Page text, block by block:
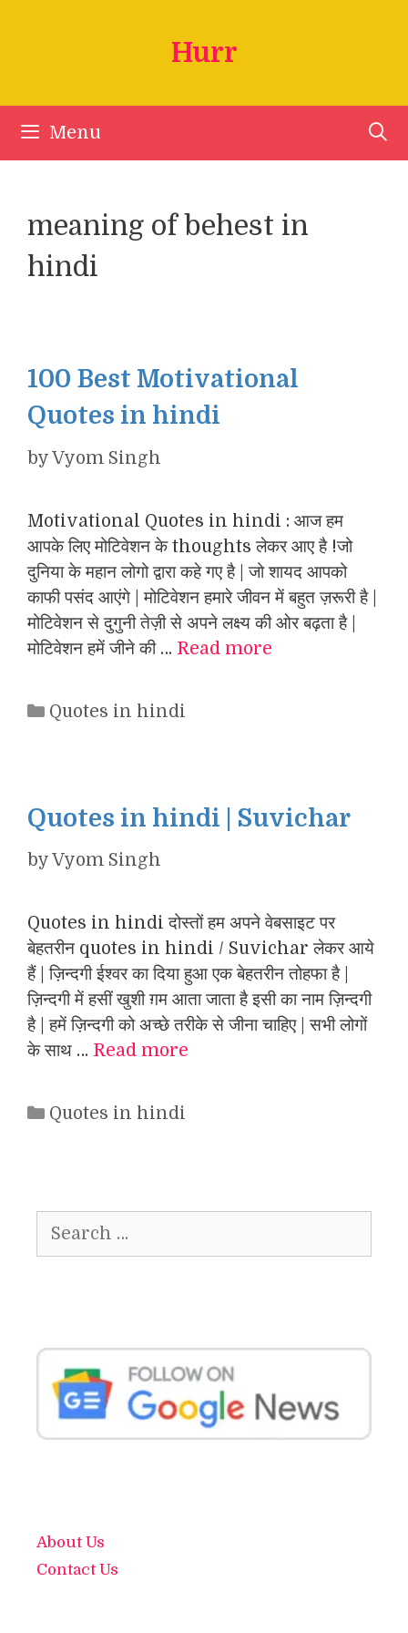
Hurr
Menu
meaning of behest in
hindi
100 Best Motivational
Quotes in hindi
byVyom Singh
Motivational Quotes in hindi : आज हम
आपके लिए मोटिवेशन के thoughts लेकर आए है !जो
दुनिया के महान लोगो द्वारा कहे गए है | जो शायद आपको
काफी पसंद आएंगे | मोटिवेशन हमारे जीवन में बहुत ज़रूरी है |
मोटिवेशन से दुगुनी तेज़ी से अपने लक्ष्य की ओर बढ़ता है |
मोटिवेशन हमें जीने की … Read more
Categories
Quotes in hindi
Quotes in hindi | Suvichar
byVyom Singh
Quotes in hindi दोस्तों हम अपने वेबसाइट पर
बेहतरीन quotes in hindi / Suvichar लेकर आये
हैं | ज़िन्दगी ईश्वर का दिया हुआ एक बेहतरीन तोहफा है |
ज़िन्दगी में हसीं खुशी ग़म आता जाता है इसी का नाम ज़िन्दगी
है | हमें ज़िन्दगी को अच्छे तरीके से जीना चाहिए | सभी लोगों
के साथ … Read more
Categories
Quotes in hindi
for:
About Us
Contact Us